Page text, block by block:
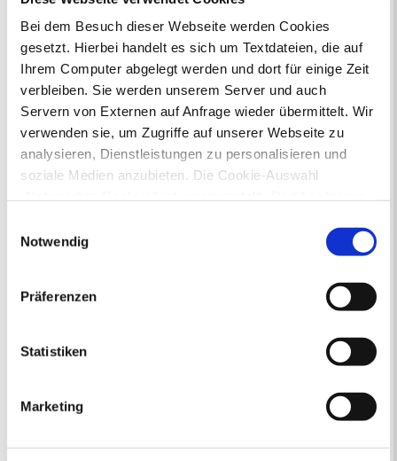
Bei dem Besuch dieser Webseite werden Cookies
gesetzt. Hierbei handelt es sich um Textdateien, die auf
Ihrem Computer abgelegt werden und dort für einige Zeit
verbleiben. Sie werden unserem Server und auch
Servern von Externen auf Anfrage wieder übermittelt. Wir
verwenden sie, um Zugriffe auf unserer Webseite zu
analysieren, Dienstleistungen zu personalisieren und
soziale Medien anzubieten. Die Cookie-Auswahl
Drittländern (USA) mit unzureichendem
Datenschutzniveau verarbeiten. Es besteht die Gefahr,
dass diese zu Kontroll- und Überwachungszwecken von
anderen missbraucht werden, ohne dass Sie sich mit
Arten von Cookies genau gesetzt werden, wie lang sie
gespeichert werden, von wem sie gesetzt wurden und
„Details anzeigen“ erfahren oder der
getroffene Auswahl der gewünschten Cookies kann
Notwendig
Präferenzen
Statistiken
Marketing
Bürgerbeteiligung
Online-Beteiligungsportal der
Stadtverwaltung
Bauleitplanung: Für Bürger*innen gibt
es Möglichkeiten, sich an
Bebauungsplänen und Änderungen zum
Flächennutzungsplan zu beteiligen.
Aktuelle Bürgerbeteiligungen zu
Aktuelle Bürgerbeteiligungen zu
Neu in Recklinghausen
Behinderung
Arbeitslos